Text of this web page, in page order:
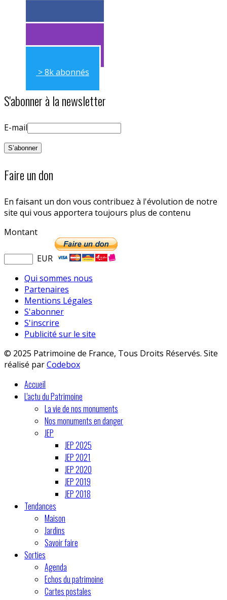
> 11k abonnés
> 11k abonnés
> 8k abonnés
S'abonner à la newsletter
E-mail
Faire un don
En faisant un don vous contribuez à l'évolution de notre
site qui vous apportera toujours plus de contenu
Montant
EUR
Qui sommes nous
Partenaires
Mentions Légales
S'abonner
S'inscrire
Publicité sur le site
© 2025 Patrimoine de France, Tous Droits Réservés. Site
réalisé parCodebox
Accueil
L'actu du Patrimoine
La vie de nos monuments
Nos monuments en danger
JEP
JEP 2025
JEP 2021
JEP 2020
JEP 2019
JEP 2018
Tendances
Maison
Jardins
Savoir faire
Sorties
Agenda
Echos du patrimoine
Cartes postales